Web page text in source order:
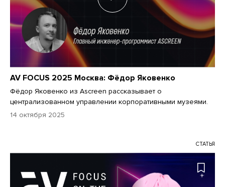
AV FOCUS 2025 Москва: Фёдор Яковенко
Фёдор Яковенко из Ascreen рассказывает о
централизованном управлении корпоративными музеями.
14 октября 2025
СТАТЬЯ